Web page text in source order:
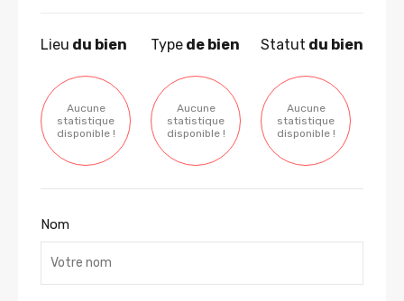
Lieu du bien
Aucune
statistique
disponible !
Type de bien
Aucune
statistique
disponible !
Statut du bien
Aucune
statistique
disponible !
Nom